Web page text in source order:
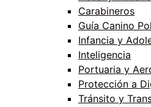
Carabineros
Guía Canino
Infancia y
Inteligencia
Portuaria y
Protección a
Tránsito y